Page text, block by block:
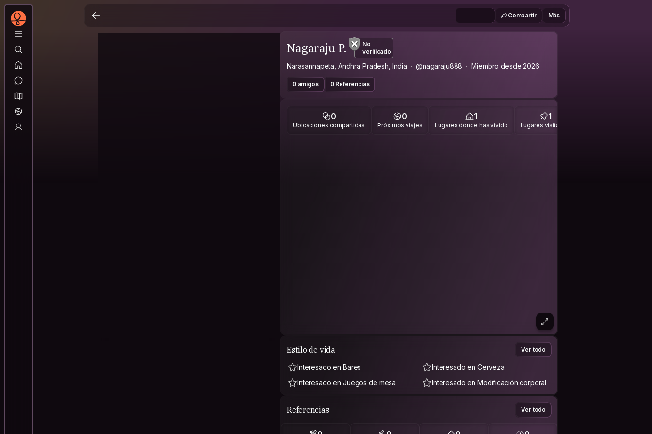
Compartir Más
Nagaraju P.
No
verificado
Narasannapeta, Andhra Pradesh, India @nagaraju888 Miembro desde 2026
0 amigos 0 Referencias
0
Ubicaciones compartidas
0
Próximos viajes
1
Lugares donde has vivido
1
Lugares visitados
Estilo de vida Ver todo
Interesado en Bares
Interesado en Cerveza
Interesado en Juegos de mesa
Interesado en Modificación corporal
Referencias Ver todo